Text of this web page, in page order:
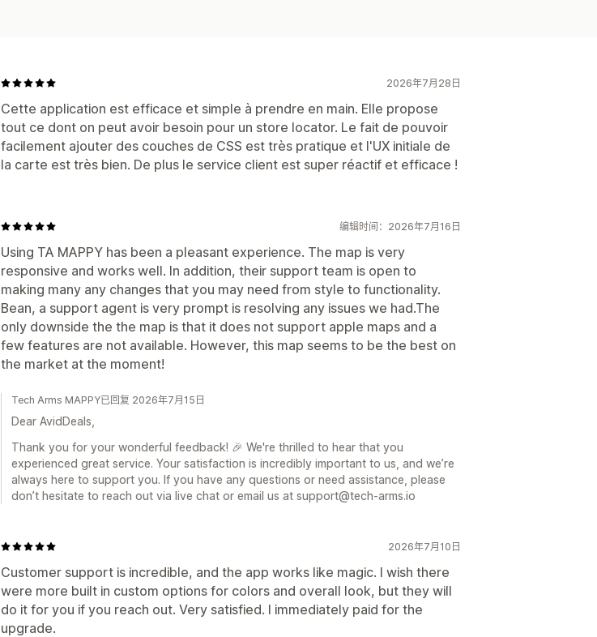
2026年7月28日
Cette application est efficace et simple à prendre en main. Elle propose
tout ce dont on peut avoir besoin pour un store locator. Le fait de pouvoir
facilement ajouter des couches de CSS est très pratique et l'UX initiale de
la carte est très bien. De plus le service client est super réactif et efficace !
编辑时间：2026年7月16日
Using TA MAPPY has been a pleasant experience. The map is very
responsive and works well. In addition, their support team is open to
making many any changes that you may need from style to functionality.
Bean, a support agent is very prompt is resolving any issues we had.The
only downside the the map is that it does not support apple maps and a
few features are not available. However, this map seems to be the best on
the market at the moment!
Tech Arms MAPPY已回复 2026年7月15日
Dear AvidDeals,
Thank you for your wonderful feedback! 🎉 We're thrilled to hear that you
experienced great service. Your satisfaction is incredibly important to us, and we’re
always here to support you. If you have any questions or need assistance, please
don’t hesitate to reach out via live chat or email us at support@tech-arms.io
2026年7月10日
Customer support is incredible, and the app works like magic. I wish there
were more built in custom options for colors and overall look, but they will
do it for you if you reach out. Very satisfied. I immediately paid for the
upgrade.